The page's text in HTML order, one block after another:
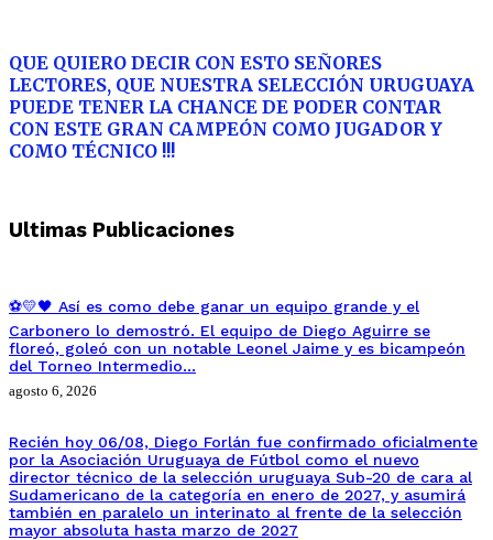
QUE QUIERO DECIR CON ESTO SEÑORES
LECTORES, QUE NUESTRA SELECCIÓN URUGUAYA
PUEDE TENER LA CHANCE DE PODER CONTAR
CON ESTE GRAN CAMPEÓN COMO JUGADOR Y
COMO TÉCNICO !!!
Ultimas Publicaciones
⚽💛🖤 Así es como debe ganar un equipo grande y el
Carbonero lo demostró. El equipo de Diego Aguirre se
floreó, goleó con un notable Leonel Jaime y es bicampeón
del Torneo Intermedio…
agosto 6, 2026
Recién hoy 06/08, Diego Forlán fue confirmado oficialmente
por la Asociación Uruguaya de Fútbol como el nuevo
director técnico de la selección uruguaya Sub-20 de cara al
Sudamericano de la categoría en enero de 2027, y asumirá
también en paralelo un interinato al frente de la selección
mayor absoluta hasta marzo de 2027